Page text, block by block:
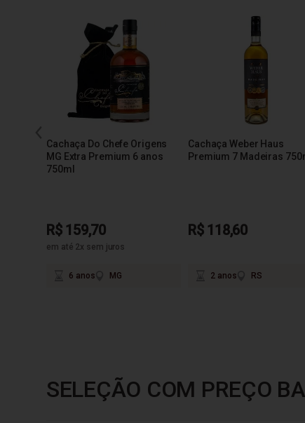
Cachaça Do Chefe Origens
MG Extra Premium 6 anos
750ml
R$ 159,70
em até 2x sem juros
6 anos MG
Cachaça Weber Haus
Premium 7 Madeiras
R$ 118,60
2 anos RS
SELEÇÃO COM PREÇO